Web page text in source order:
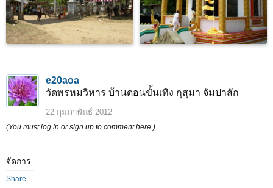
e20aoa
วัดพรหมวิหาร บ้านดอนขั้นเทิง กุสุมา จัมปาสัก
22 กุมภาพันธ์ 2012
(You must log in or sign up to comment here.)
จัดการ
Share